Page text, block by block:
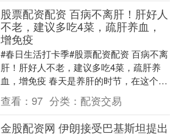
股票配资配资 百病不离肝！肝好人
不老，建议多吃4菜，疏肝养血，
增免疫
#春日生活打卡季#股票配资配资 百病不离
肝！肝好人不老，建议多吃4菜，疏肝养
血，增免疫 春天是养肝的时节，在这个时
候记得多吃应季蔬菜，养肝疏肝 ！ 下面分
享4样....
查看： 97 分类： 配资交易
金股配资网 伊朗接受巴基斯坦提出